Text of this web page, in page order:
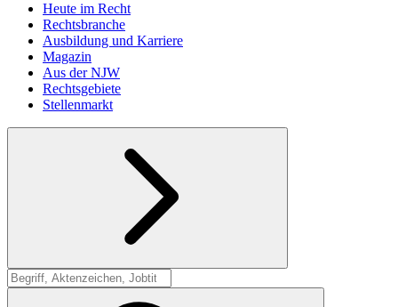
Heute im Recht
Rechtsbranche
Ausbildung und Karriere
Magazin
Aus der NJW
Rechtsgebiete
Stellenmarkt
Suche